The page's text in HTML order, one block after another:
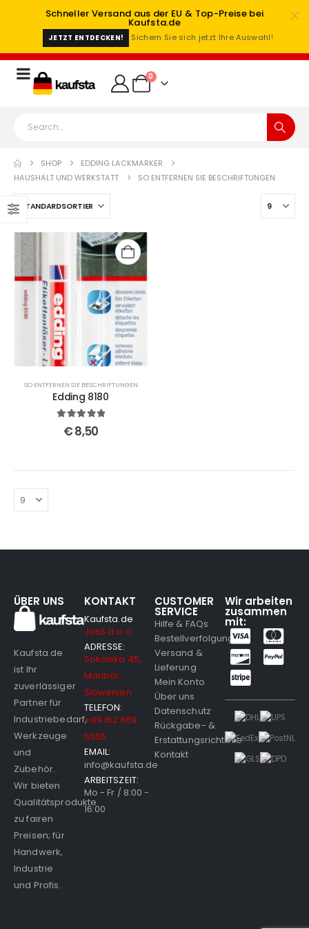
Schneller Versand aus der EU & Top-Preise bei
Kaufsta.de
JETZT ENTDECKEN! Sichern Sie sich jetzt Ihre Auswahl!
0
SHOP
EDDING LACKMARKER
HAUSHALT UND WERKSTATT
SO ENTFERNEN SIE BESCHRIFTUNGEN
SO ENTFERNEN SIE BESCHRIFTUNGEN
Edding 8180
out of 5
€8,50
ÜBER UNS
Kaufsta.de
ist Ihr
zuverlässiger
Partner für
Industriebedarf,
Werkzeuge
und
Zubehör.
Wir bieten
Qualitätsprodukte
zu fairen
Preisen; für
Handwerk,
Industrie
und Profis.
KONTAKT
Kaufsta.de
JosS d.o.o.
ADRESSE:
Sokolska 45,
Maribor,
Slowenien
TELEFON:
+49 162 669
5555
EMAIL:
info@kaufsta.de
ARBEITSZEIT:
Mo - Fr / 8:00 -
16:00
CUSTOMER
SERVICE
Hilfe & FAQs
Bestellverfolgung
Versand &
Lieferung
Mein Konto
Über uns
Datenschutz
Rückgabe- &
Erstattungsrichtlinie
Kontakt
Wir arbeiten
zusammen
mit: